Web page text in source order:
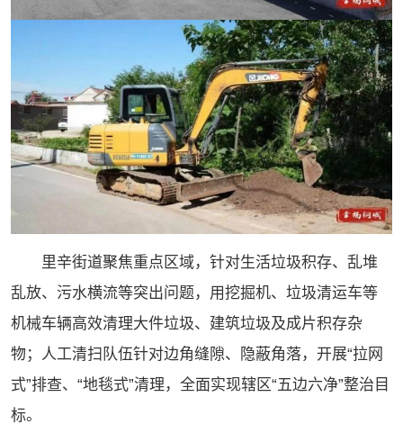
里辛街道聚焦重点区域，针对生活垃圾积存、乱堆
乱放、污水横流等突出问题，用挖掘机、垃圾清运车等
机械车辆高效清理大件垃圾、建筑垃圾及成片积存杂
物；人工清扫队伍针对边角缝隙、隐蔽角落，开展“拉网
式”排查、“地毯式”清理，全面实现辖区“五边六净”整治目
标。